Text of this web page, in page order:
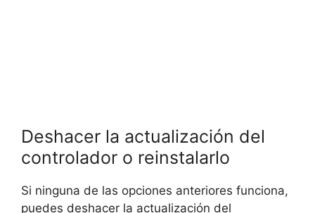
Deshacer la actualización del
controlador o reinstalarlo
Si ninguna de las opciones anteriores funciona,
puedes deshacer la actualización del